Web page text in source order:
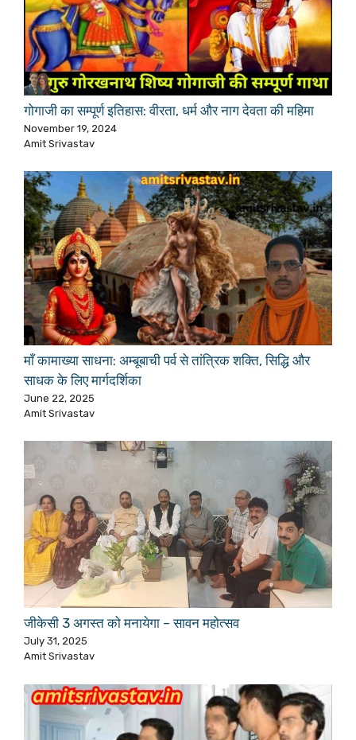
गोगाजी का सम्पूर्ण इतिहास: वीरता, धर्म और नाग देवता की महिमा
November 19, 2024
Amit Srivastav
माँ कामाख्या साधना: अम्बूबाची पर्व से तांत्रिक शक्ति, सिद्धि और
साधक के लिए मार्गदर्शिका
June 22, 2025
Amit Srivastav
जीकेसी 3 अगस्त को मनायेगा – सावन महोत्सव
July 31, 2025
Amit Srivastav